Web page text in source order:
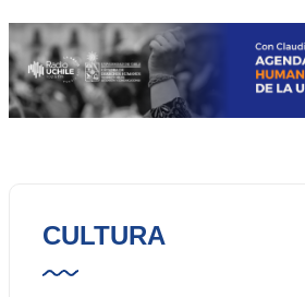
CULTURA